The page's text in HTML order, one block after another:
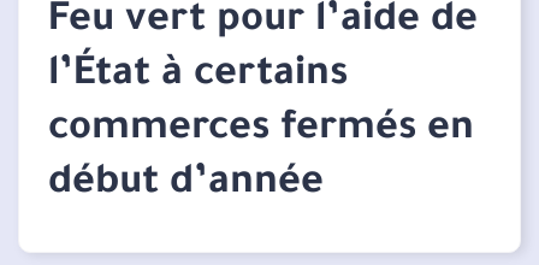
Feu vert pour l’aide de
l’État à certains
commerces fermés en
début d’année